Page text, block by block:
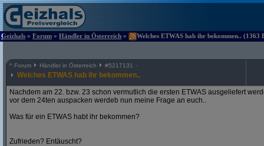
Geizhals » Forum » Händler in Österreich » Welches ETWAS hab ihr bekommen.. (1363
^ Forum Händler in Österreich #5217131
Welches ETWAS hab ihr bekommen..
Nachdem am 22. bzw. 23 schon vermutlich die ersten ETWAS ausgeliefert
vor dem 24ten auspacken werdeb nun meine Frage an euch..
Was für ein ETWAS habt ihr bekommen?
Zufrieden? Entäuscht?